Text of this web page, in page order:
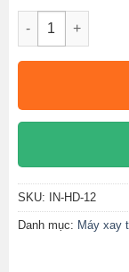
Máy đùn xay thịt
SKU: IN-HD-12
Danh mục: Máy xay